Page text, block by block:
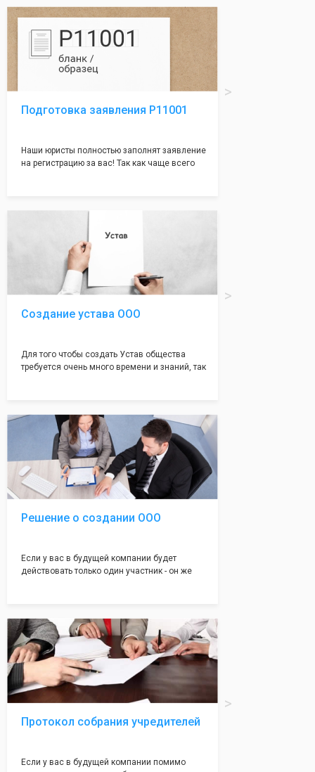
Подготовка заявления Р11001
Наши юристы полностью заполнят заявление
на регистрацию за вас! Так как чаще всего
большая часть отказов - наши юристы с
оформление самого сложного документа на
себя! Многолетний опыт работы наших
юристов позволяет оформлять заявление без
ошибок, тем самым гарантируя вам
успешную регистрацию в налоговой
Создание устава ООО
Для того чтобы создать Устав общества
требуется очень много времени и знаний, так
Наша компания предоставит вам свой
уникальный Устав Общества, который
подойдет для любой компании. Устав,
сделанный нашими профессиональными
юристами, успешно проходит регистрацию в
налоговой инспекции!
Решение о создании ООО
Если у вас в будущей компании будет
действовать только один участник - он же
грамотно составят данное заявление, а Вам
нужно будет только поставить подпись на
нём!
Протокол собрания учредителей
Если у вас в будущей компании помимо